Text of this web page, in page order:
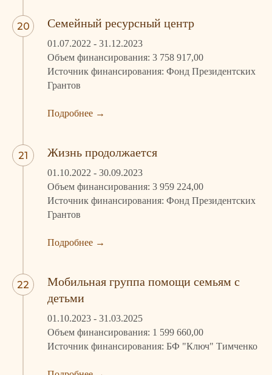
Семейный ресурсный центр
01.07.2022 - 31.12.2023
Объем финансирования: 3 758 917,00
Источник финансирования: Фонд Президентских
Грантов
Подробнее →
Жизнь продолжается
01.10.2022 - 30.09.2023
Объем финансирования: 3 959 224,00
Источник финансирования: Фонд Президентских
Грантов
Подробнее →
Мобильная группа помощи семьям с
детьми
01.10.2023 - 31.03.2025
Объем финансирования: 1 599 660,00
Источник финансирования: БФ "Ключ" Тимченко